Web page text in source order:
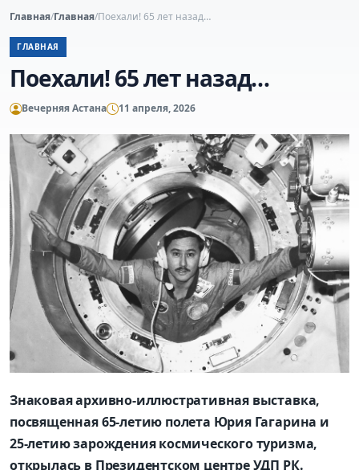
Главная/Главная/Поехали! 65 лет назад…
ГЛАВНАЯ
Поехали! 65 лет назад…
Вечерняя Астана 11 апреля, 2026
Знаковая архивно-иллюстративная выставка,
посвященная 65-летию полета Юрия Гагарина и
25-летию зарождения космического туризма,
открылась в Президентском центре УДП РК.